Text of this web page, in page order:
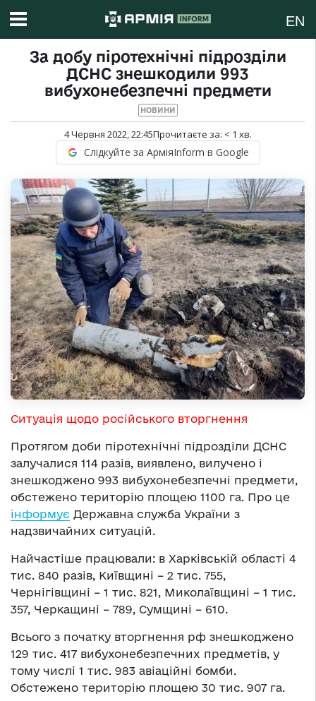
EN
За добу піротехнічні підрозділи
ДСНС знешкодили 993
вибухонебезпечні предмети
НОВИНИ
4 Червня 2022, 22:45Прочитаєте за: < 1 хв.
Слідкуйте за АрміяInform в Google
Ситуація щодо російського вторгнення
Протягом доби піротехнічні підрозділи ДСНС
залучалися 114 разів, виявлено, вилучено і
знешкоджено 993 вибухонебезпечні предмети,
обстежено територію площею 1100 га. Про це
інформує Державна служба України з
надзвичайних ситуацій.
Найчастіше працювали: в Харківській області 4
тис. 840 разів, Київщині – 2 тис. 755,
Чернігівщині – 1 тис. 821, Миколаївщині – 1 тис.
357, Черкащині – 789, Сумщині – 610.
Всього з початку вторгнення рф знешкоджено
129 тис. 417 вибухонебезпечних предметів, у
тому числі 1 тис. 983 авіаційні бомби.
Обстежено територію площею 30 тис. 907 га.